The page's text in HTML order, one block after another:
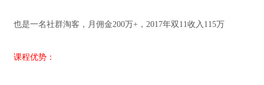
也是一名社群淘客，月佣金200万+，2017年双11收入115万
课程优势：